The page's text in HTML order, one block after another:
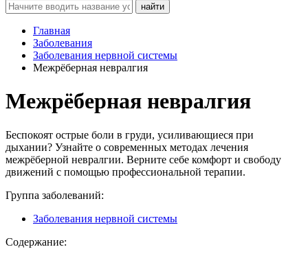
найти
Главная
Заболевания
Заболевания нервной системы
Межрёберная невралгия
Межрёберная невралгия
Беспокоят острые боли в груди, усиливающиеся при
дыхании? Узнайте о современных методах лечения
межрёберной невралгии. Верните себе комфорт и свободу
движений с помощью профессиональной терапии.
Группа заболеваний:
Заболевания нервной системы
Содержание: